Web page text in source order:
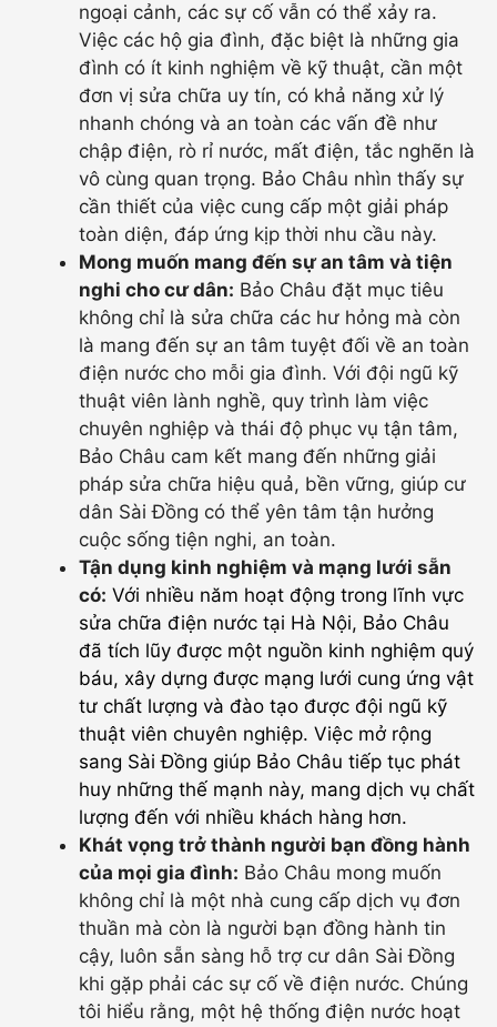
ngoại cảnh, các sự cố vẫn có thể xảy ra.
Việc các hộ gia đình, đặc biệt là những gia
đình có ít kinh nghiệm về kỹ thuật, cần một
đơn vị sửa chữa uy tín, có khả năng xử lý
nhanh chóng và an toàn các vấn đề như
chập điện, rò rỉ nước, mất điện, tắc nghẽn là
vô cùng quan trọng. Bảo Châu nhìn thấy sự
cần thiết của việc cung cấp một giải pháp
toàn diện, đáp ứng kịp thời nhu cầu này.
Mong muốn mang đến sự an tâm và tiện
nghi cho cư dân: Bảo Châu đặt mục tiêu
không chỉ là sửa chữa các hư hỏng mà còn
là mang đến sự an tâm tuyệt đối về an toàn
điện nước cho mỗi gia đình. Với đội ngũ kỹ
thuật viên lành nghề, quy trình làm việc
chuyên nghiệp và thái độ phục vụ tận tâm,
Bảo Châu cam kết mang đến những giải
pháp sửa chữa hiệu quả, bền vững, giúp cư
dân Sài Đồng có thể yên tâm tận hưởng
cuộc sống tiện nghi, an toàn.
Tận dụng kinh nghiệm và mạng lưới sẵn
có: Với nhiều năm hoạt động trong lĩnh vực
sửa chữa điện nước tại Hà Nội, Bảo Châu
đã tích lũy được một nguồn kinh nghiệm quý
báu, xây dựng được mạng lưới cung ứng vật
tư chất lượng và đào tạo được đội ngũ kỹ
thuật viên chuyên nghiệp. Việc mở rộng
sang Sài Đồng giúp Bảo Châu tiếp tục phát
huy những thế mạnh này, mang dịch vụ chất
lượng đến với nhiều khách hàng hơn.
Khát vọng trở thành người bạn đồng hành
của mọi gia đình: Bảo Châu mong muốn
không chỉ là một nhà cung cấp dịch vụ đơn
thuần mà còn là người bạn đồng hành tin
cậy, luôn sẵn sàng hỗ trợ cư dân Sài Đồng
khi gặp phải các sự cố về điện nước. Chúng
tôi hiểu rằng, một hệ thống điện nước hoạt